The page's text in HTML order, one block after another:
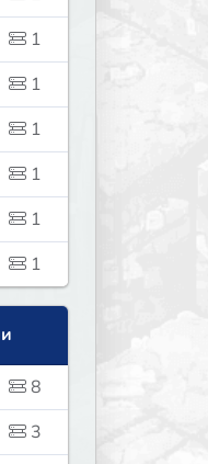
1
1
1
1
1
1
8
3